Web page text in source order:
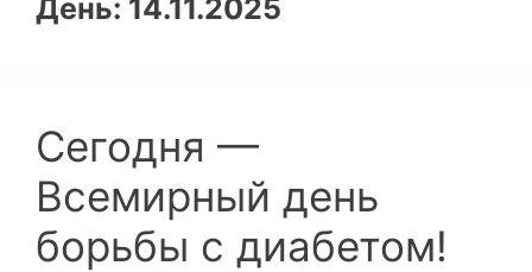
День: 14.11.2025
Сегодня —
Всемирный день
борьбы с диабетом!